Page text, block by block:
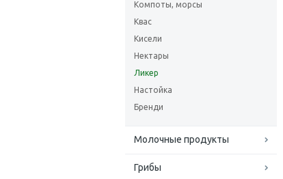
Компоты, морсы
Квас
Кисели
Нектары
Ликер
Настойка
Бренди
Молочные продукты
Грибы